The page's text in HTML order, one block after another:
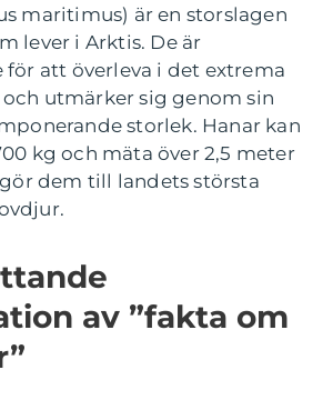
maritimus) är en storslagen
lever i Arktis. De är
för att överleva i det extrema
utmärker sig genom sin
storlek. Hanar kan
kg och mäta över 2,5 meter
dem till landets största
av ”fakta om